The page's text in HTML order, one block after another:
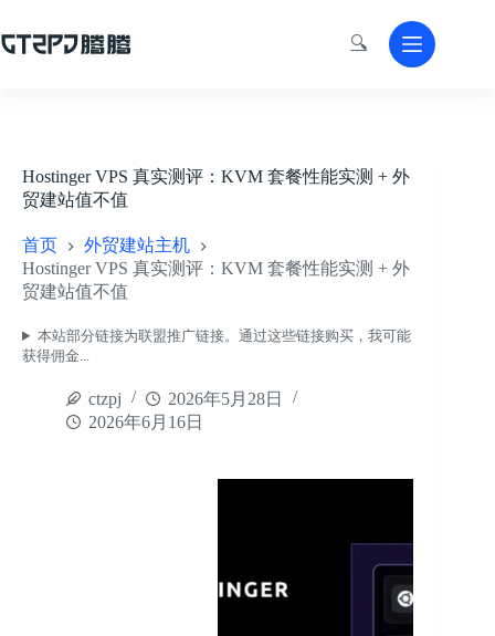
至
内
🔍
Hostinger VPS 真实测评：KVM 套餐性能实测 + 外
贸建站值不值
首页
外贸建站主机
Hostinger VPS 真实测评：KVM 套餐性能实测 + 外
贸建站值不值
本站部分链接为联盟推广链接。通过这些链接购买，我可能
获得佣金...
ctzpj
2026年5月28日
2026年6月16日